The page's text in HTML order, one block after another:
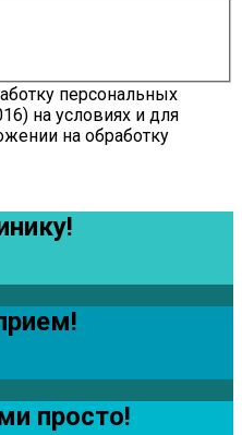
персональных
на условиях и для
на обработку
просто!